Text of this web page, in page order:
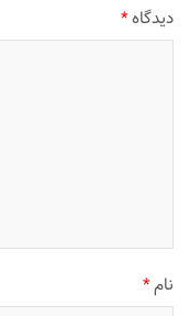
دیدگاه*
نام*